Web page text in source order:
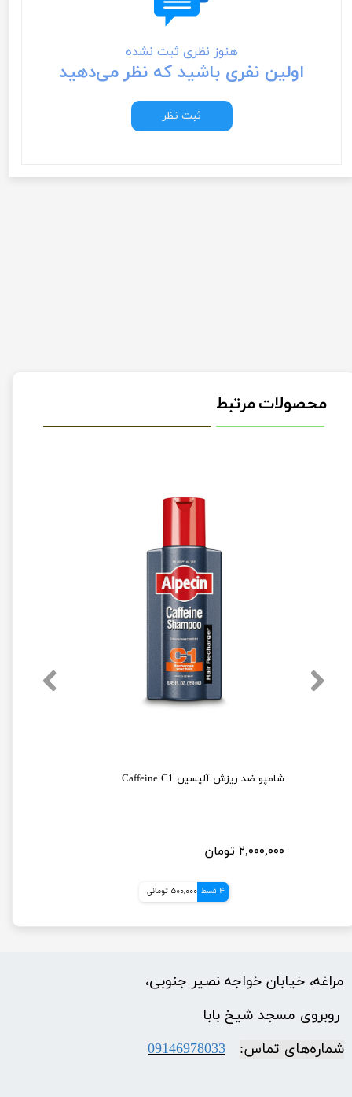
هنوز نظری ثبت نشده
اولین نفری باشید که نظر می‌دهید
ثبت نظر
محصولات مرتبط
شامپو ضد ریزش آلپسین Caffeine C1
۲,۰۰۰,۰۰۰ تومان
4 قسط 500,000 تومانی
مراغه، خیابان خواجه نصیر جنوبی،
​​​​​​​ روبروی مسجد شیخ بابا
شماره‌‌های تماس:
09146978033